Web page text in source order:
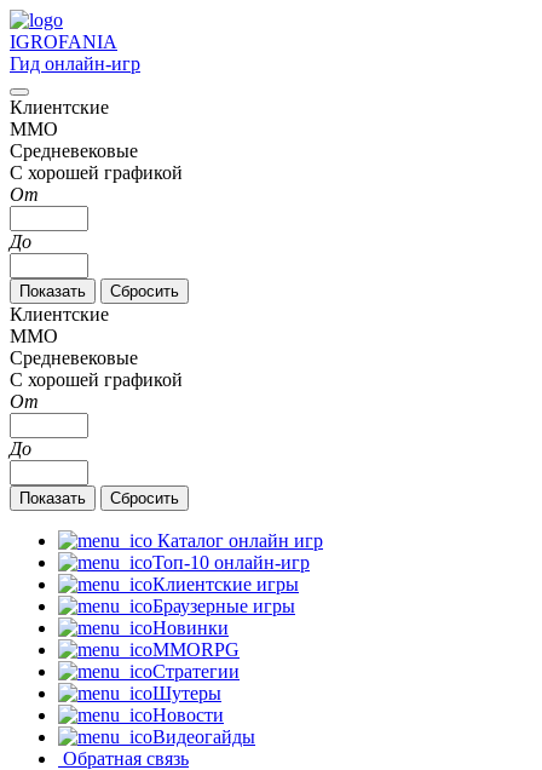
IGROFANIA
Гид онлайн-игр
Клиентские
MMO
Средневековые
С хорошей графикой
От
До
Клиентские
MMO
Средневековые
С хорошей графикой
От
До
Каталог онлайн игр
Топ-10 онлайн-игр
Клиентские игры
Браузерные игры
Новинки
MMORPG
Стратегии
Шутеры
Новости
Видеогайды
Обратная связь